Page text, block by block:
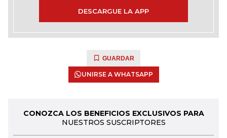
DESCARGUE LA APP
GUARDAR
UNIRSE A WHATSAPP
CONOZCA LOS BENEFICIOS EXCLUSIVOS PARA
NUESTROS SUSCRIPTORES